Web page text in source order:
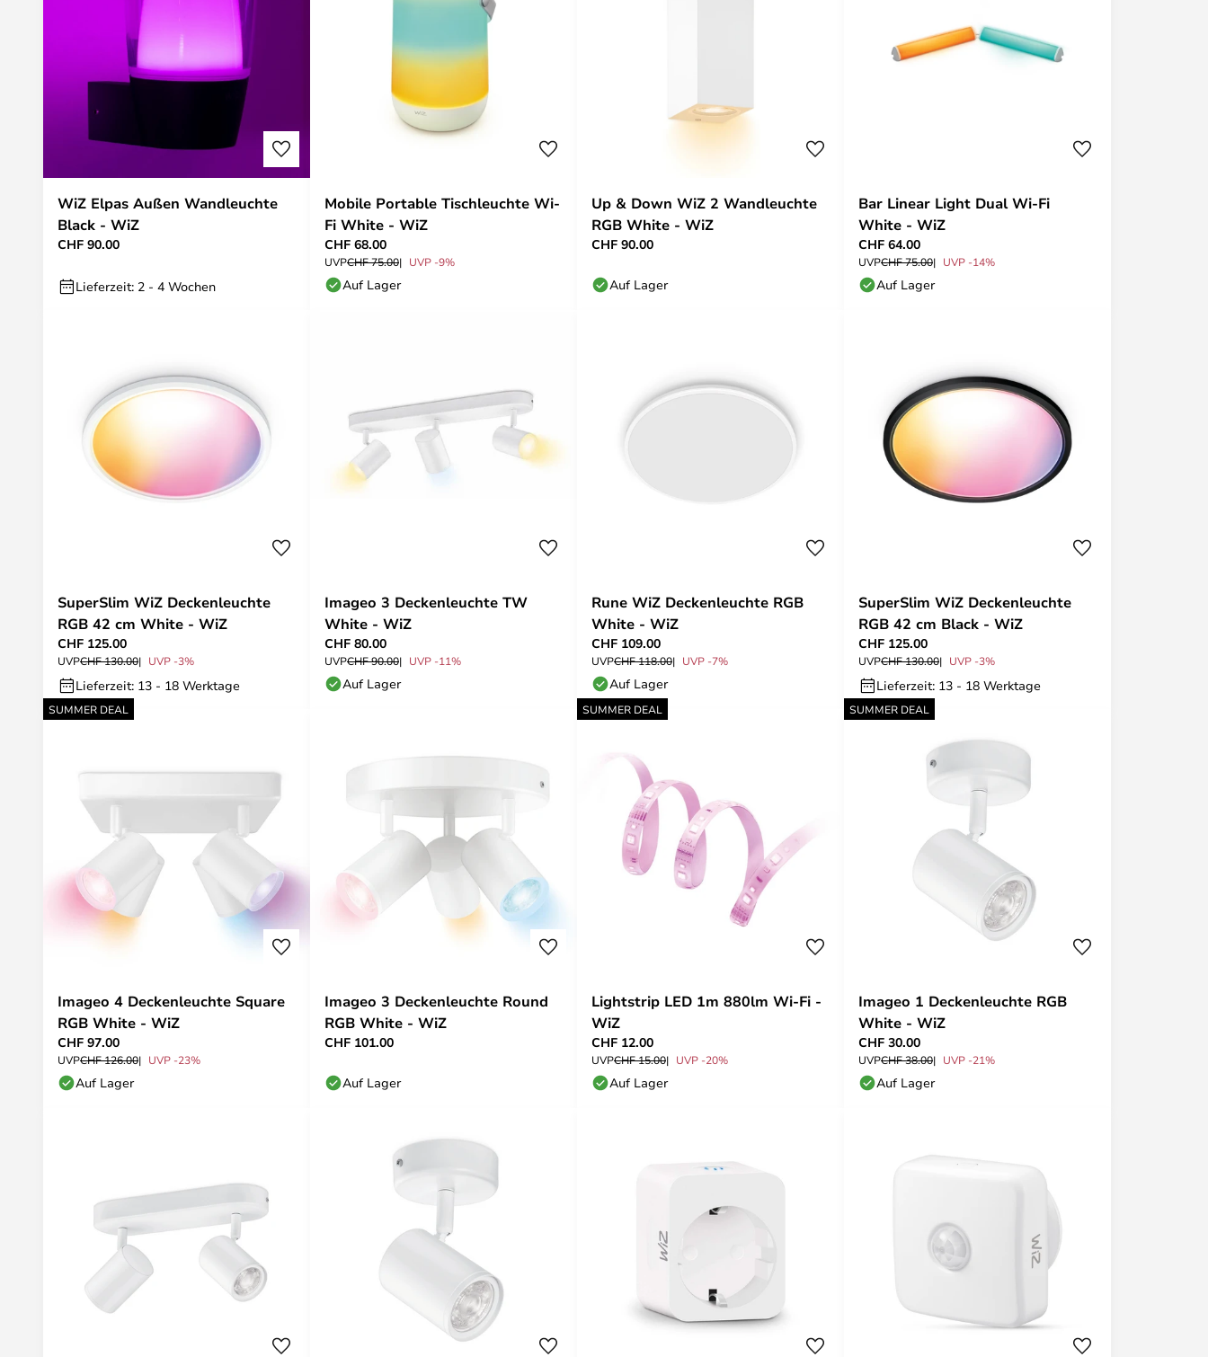
WiZ Elpas Außen Wandleuchte
Black - WiZ
CHF 90.00
Lieferzeit: 2 - 4 Wochen
Mobile Portable Tischleuchte Wi-
Fi White - WiZ
CHF 68.00
UVPCHF 75.00 UVP -9%
Auf Lager
Up & Down WiZ 2 Wandleuchte
RGB White - WiZ
CHF 90.00
Auf Lager
Bar Linear Light Dual Wi-Fi
White - WiZ
CHF 64.00
UVPCHF 75.00 UVP -14%
Auf Lager
SuperSlim WiZ Deckenleuchte
RGB 42 cm White - WiZ
CHF 125.00
UVPCHF 130.00 UVP -3%
Lieferzeit: 13 - 18 Werktage
Imageo 3 Deckenleuchte TW
White - WiZ
CHF 80.00
UVPCHF 90.00 UVP -11%
Auf Lager
Rune WiZ Deckenleuchte RGB
White - WiZ
CHF 109.00
UVPCHF 118.00 UVP -7%
Auf Lager
SuperSlim WiZ Deckenleuchte
RGB 42 cm Black - WiZ
CHF 125.00
UVPCHF 130.00 UVP -3%
Lieferzeit: 13 - 18 Werktage
SUMMER DEAL
Imageo 4 Deckenleuchte Square
RGB White - WiZ
CHF 97.00
UVPCHF 126.00 UVP -23%
Auf Lager
Imageo 3 Deckenleuchte Round
RGB White - WiZ
CHF 101.00
Auf Lager
SUMMER DEAL
Lightstrip LED 1m 880lm Wi-Fi -
WiZ
CHF 12.00
UVPCHF 15.00 UVP -20%
Auf Lager
SUMMER DEAL
Imageo 1 Deckenleuchte RGB
White - WiZ
CHF 30.00
UVPCHF 38.00 UVP -21%
Auf Lager